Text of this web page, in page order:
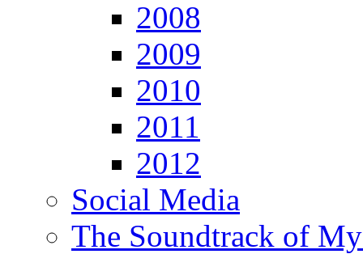
2008
2009
2010
2011
2012
Social Media
The Soundtrack of